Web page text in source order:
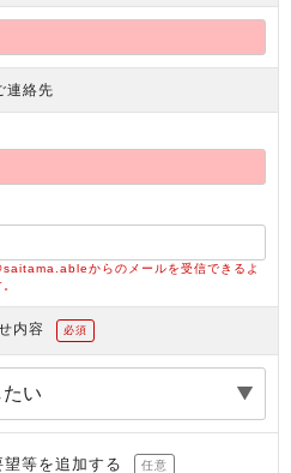
連絡先
からのメールを受信できるよ
内容 必須
等を追加する 任意